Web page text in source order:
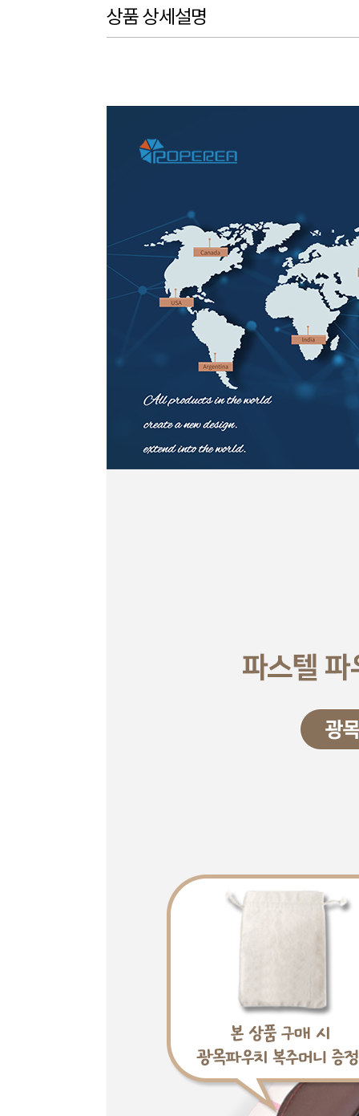
상품 상세설명